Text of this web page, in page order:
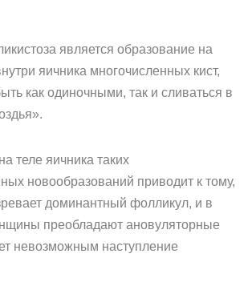
является образование на
яичника многочисленных кист,
как одиночными, так и сливаться в
теле яичника таких
новообразований приводит к тому,
доминантный фолликул, и в
преобладают ановуляторные
невозможным наступление